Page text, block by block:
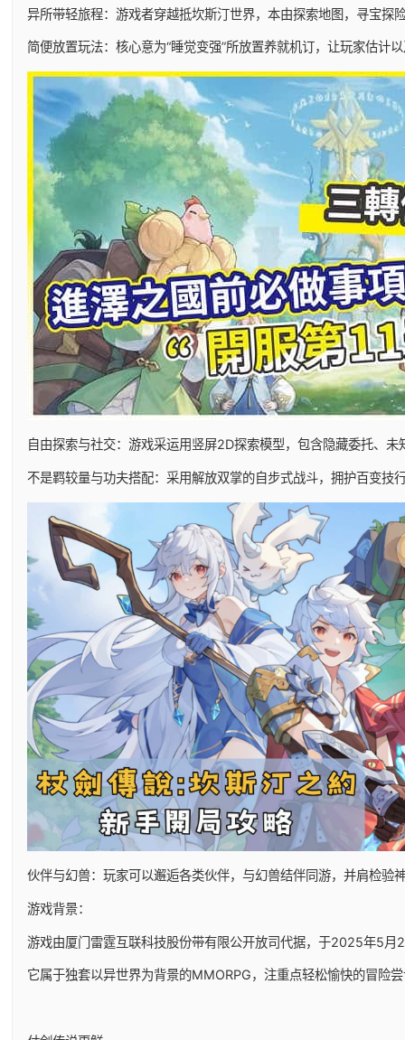
异所带轻旅程：游戏者穿越抵坎斯汀世界，本由探索地图，寻宝探
简便放置玩法：核心意为“睡觉变强”所放置养就机订，让玩家估计
自由探索与社交：游戏采运用竖屏2D探索模型，包含隐藏委托、
不是羁较量与功夫搭配：采用解放双掌的自步式战斗，拥护百变技
伙伴与幻兽：玩家可以邂逅各类伙伴，与幻兽结伴同游，并肩检验
游戏背景：
游戏由厦门雷霆互联科技股份带有限公开放司代据，于2025年5
它属于独套以异世界为背景的MMORPG，注重点轻松愉快的冒险